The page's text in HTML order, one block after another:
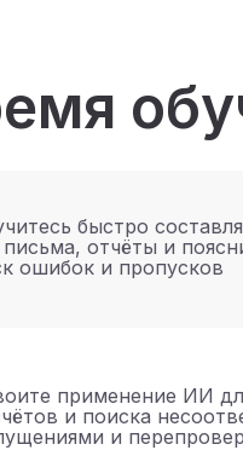
быстро
отчёты и
ошибок и пропусков
применение ИИ
и поиска
и